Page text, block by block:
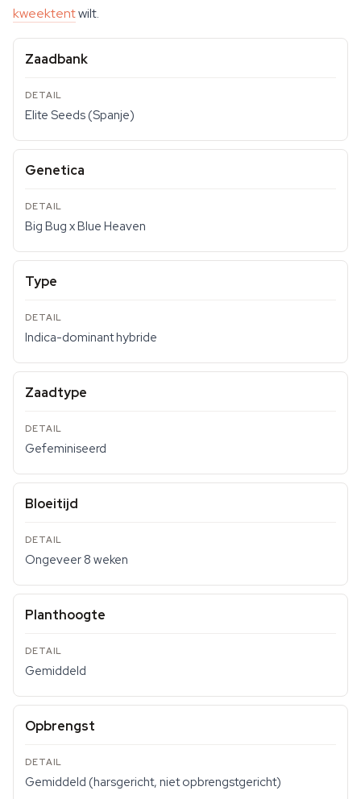
kweektentwilt.
Zaadbank
Elite Seeds (Spanje)
Genetica
Big Bug x Blue Heaven
Type
Indica-dominant hybride
Zaadtype
Gefeminiseerd
Bloeitijd
Ongeveer 8 weken
Planthoogte
Gemiddeld
Opbrengst
Gemiddeld (harsgericht, niet opbrengstgericht)